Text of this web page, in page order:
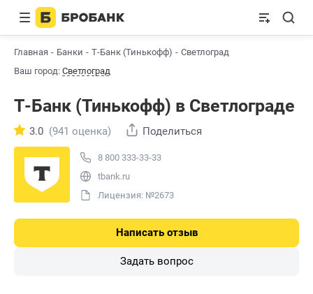
Главная Банки Т-Банк (Тинькофф)
Светлоград
Ваш город: Светлоград
Т-Банк (Тинькофф) в Светлограде
8 800 333-33-33
tbank.ru
Лицензия: №2673
3.0 (941 оценка) Поделиться
Написать отзыв
Задать вопрос